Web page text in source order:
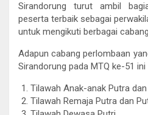
Sirandorung turut ambil
peserta terbaik sebagai
untuk mengikuti berbagai
Adapun cabang perlombaan
Sirandorung pada MTQ ke-51 ini
Tilawah Anak-anak Putra
Tilawah Remaja Putra dan